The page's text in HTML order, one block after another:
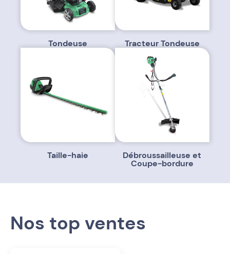
Tondeuse Tracteur Tondeuse
Taille-haie Débroussailleuse et
Coupe-bordure
Nos top ventes